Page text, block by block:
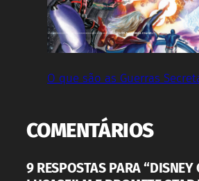
O que são as Guerras
COMENTÁRIOS
9 RESPOSTAS PARA “DISNEY